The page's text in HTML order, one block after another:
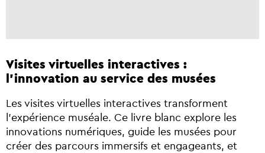
Visites virtuelles interactives :
l'innovation au service des musées
Les visites virtuelles interactives transforment
l’expérience muséale. Ce livre blanc explore les
innovations numériques, guide les musées pour
créer des parcours immersifs et engageants, et